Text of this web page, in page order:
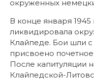
окруженных
В конце января 1945
ликвидировала
Клайпеде. Бои шли с
присвоено
После капитуляции
Клайпедской-